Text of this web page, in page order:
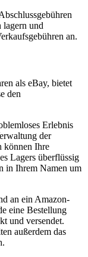
lagern und
an.
als eBay, bietet
den
Erlebnis
der
können Ihre
Lagers überflüssig
in Ihrem Namen um
an ein Amazon-
eine Bestellung
und versendet.
außerdem das